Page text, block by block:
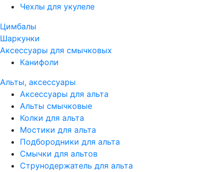
Чехлы для укулеле
Цимбалы
Шаркунки
Аксессуары для смычковых
Канифоли
Альты, аксессуары
Аксессуары для альта
Альты смычковые
Колки для альта
Мостики для альта
Подбородники для альта
Смычки для альтов
Струнодержатель для альта